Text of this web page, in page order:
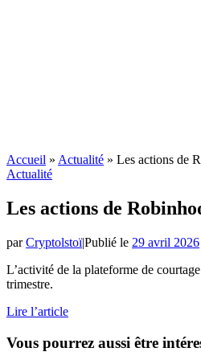
Accueil » Actualité » Les actions de
Actualité
Les actions de
parCryptolstoï|Publié le 29 avril 2026
L’activité de la plateforme de
trimestre.
Lire l’article
Vous pourrez aussi être